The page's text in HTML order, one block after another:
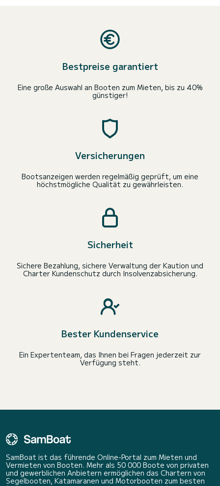
Bestpreise garantiert
Eine große Auswahl an Booten zum Mieten, bis zu 40%
günstiger!
Versicherungen
Bootsanzeigen werden regelmäßig geprüft, um eine
höchstmögliche Qualität zu gewährleisten.
Sicherheit
Sichere Bezahlung, sichere Verwaltung der Kaution und
Charter Kundenschutz durch Insolvenzabsicherung.
Bester Kundenservice
Ein Expertenteam, das Ihnen bei Fragen jederzeit zur
Verfügung steht.
SamBoat ist das führende Online-Portal zum Mieten und
Vermieten von Booten. Mehr als 50 000 Boote von privaten
und gewerblichen Anbietern ermöglichen das Chartern von
Segelbooten, Katamaranen und Motorbooten zum besten